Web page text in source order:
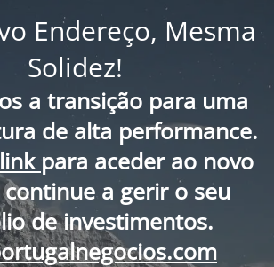
Endereço, Mesma
Solidez!
a transição para uma
de alta performance.
para aceder ao novo
a gerir o seu
de investimentos.